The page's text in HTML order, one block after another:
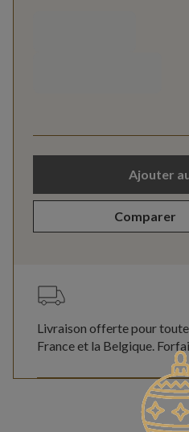
Ajouter
Comparer
Livraison offerte pour
France et la Belgique.